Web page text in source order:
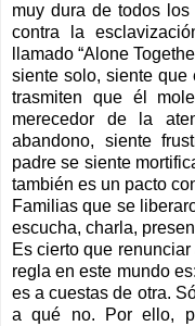
muy dura de todos
contra la
llamado “Alone
siente solo, siente que
trasmiten que él
merecedor de la
abandono, siente
padre se siente
también es un pacto
Familias que se
escucha, charla,
Es cierto que
regla en este mundo
es a cuestas de otra.
a qué no. Por ello,